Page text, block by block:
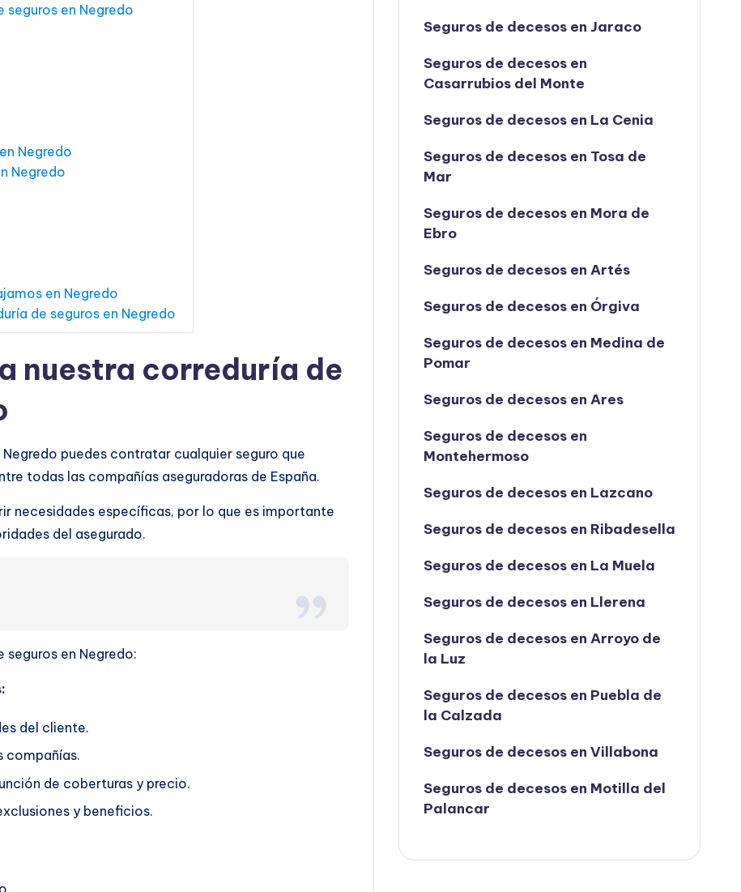
seguros en Negredo
Negredo
Negredo
en Negredo
de seguros en Negredo
nuestra correduría de
puedes contratar cualquier seguro que
todas las compañías aseguradoras de España.
necesidades específicas, por lo que es importante
del asegurado.
en Negredo:
del cliente.
compañías.
de coberturas y precio.
y beneficios.
Seguros de decesos en Jaraco
Seguros de decesos en
Casarrubios del Monte
Seguros de decesos en La Cenia
Seguros de decesos en Tosa de
Mar
Seguros de decesos en Mora de
Ebro
Seguros de decesos en Artés
Seguros de decesos en Órgiva
Seguros de decesos en Medina de
Pomar
Seguros de decesos en Ares
Seguros de decesos en
Montehermoso
Seguros de decesos en Lazcano
Seguros de decesos en Ribadesella
Seguros de decesos en La Muela
Seguros de decesos en Llerena
Seguros de decesos en Arroyo de
la Luz
Seguros de decesos en Puebla de
la Calzada
Seguros de decesos en Villabona
Seguros de decesos en Motilla del
Palancar